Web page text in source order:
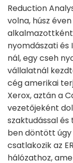
Reduction
volna, húsz
nyomdászati és
nál, egy cseh
vállalatnál
cég amerikai
Xerox, aztán a
vezetőjeként
szaktudással
ben döntött
csatlakozik az
hálózathoz,